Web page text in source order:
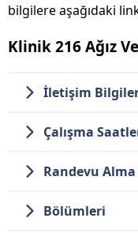
bilgilere aşağıdaki
Klinik 216 Ağız
İletişim
Çalışma
Randevu Alma
Bölümleri